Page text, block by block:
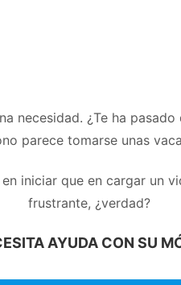
necesidad. ¿Te ha
parece tomarse unas
iniciar que en cargar un
frustrante, ¿verdad?
AYUDA CON SU